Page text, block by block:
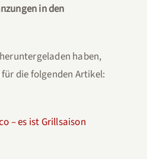
in den
haben,
die folgenden Artikel:
– es ist Grillsaison